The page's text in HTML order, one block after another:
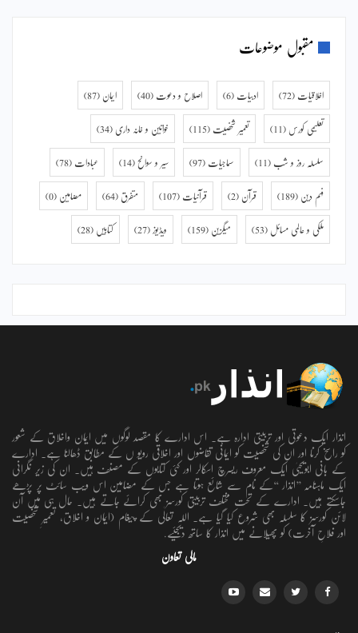
مقبول موضوعات
اخلاقیات (72) ادبیات (6) اصلاح و دعوت (40) ایمان (87)
تعلیمی کورس (11) تعمیر شخصیت (115) خواتین و خانہ داری (34)
سلسلہ روز و شب (11) سماجیات (97) سیر و سوانح (14) عبادات (78)
فہم دین (189) قرآن (2) قرآنیات (107) متفرق (64) مضامین (0)
ملکی و عالمی مسائل (53) میگزین (159) ویڈیوز (27) کتابیں (28)
انذار ایک دعوتی اور تربیتی ادارہ ہے۔ اس ادارے کا مقصد لوگوں میں ایمان واخلاق کے شعور
کو راسخ کرنا اور ان کی شخصیت کو ایمانی تقاضوں اور اخلاقی رویو ں کے مطابق ڈھالنا ہے۔ ادارے
کے بانی ابویحییٰ ایک معروف ریسرچ اسکالر اور کئی کتابوں کے مصنف ہیں۔ ان کی زیر نگرانی
ایک ماہنامہ ’’انذار ‘‘کے نام سے شائع ہوتا ہے جس کے مضامین اس ویب سائٹ پر پڑھے
جاسکتے ہیں۔ ادارے کے تحت مختلف تربیتی کورسز بھی کرائے جاتے ہیں۔ حال ہی میں آن
لائن کورسز کا سلسلہ بھی شروع کیا گیا ہے۔ اللہ تعالٰی کے پیغام (ایمان و اخلاق، تعمیرِ شخصیت
اور فلاحِ آخرت) کو پھیلانے میں انذار کا ساتھ دیجئیے.
مالی تعاون